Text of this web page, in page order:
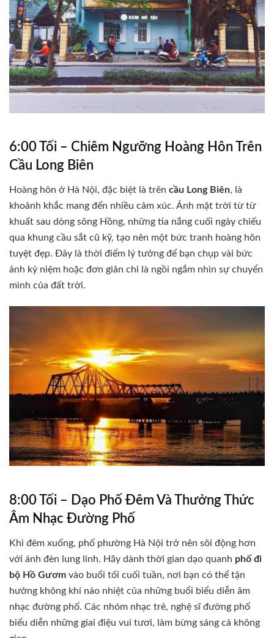
6:00 Tối – Chiêm Ngưỡng Hoàng Hôn Trên
Cầu Long Biên
Hoàng hôn ở Hà Nội, đặc biệt là trên cầu Long Biên, là
khoảnh khắc mang đến nhiều cảm xúc. Ánh mặt trời từ từ
khuất sau dòng sông Hồng, những tia nắng cuối ngày chiếu
qua khung cầu sắt cũ kỹ, tạo nên một bức tranh hoàng hôn
tuyệt đẹp. Đây là thời điểm lý tưởng để bạn chụp vài bức
ảnh kỷ niệm hoặc đơn giản chỉ là ngồi ngắm nhìn sự chuyển
mình của đất trời.
8:00 Tối – Dạo Phố Đêm Và Thưởng Thức
Âm Nhạc Đường Phố
Khi đêm xuống, phố phường Hà Nội trở nên sôi động hơn
với ánh đèn lung linh. Hãy dành thời gian dạo quanh phố đi
bộ Hồ Gươm vào buổi tối cuối tuần, nơi bạn có thể tận
hưởng không khí náo nhiệt của những buổi biểu diễn âm
nhạc đường phố. Các nhóm nhạc trẻ, nghệ sĩ đường phố
biểu diễn những giai điệu vui tươi, làm bừng sáng cả không